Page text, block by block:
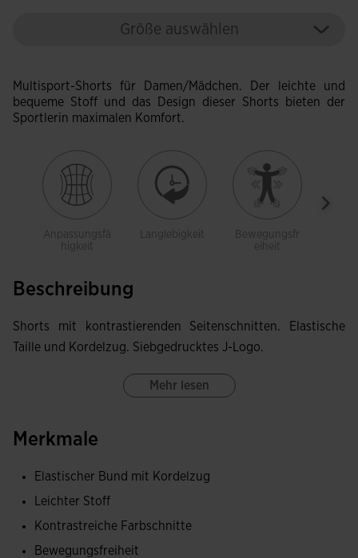
Größe auswählen
Multisport-Shorts für Damen/Mädchen. Der leichte und
bequeme Stoff und das Design dieser Shorts bieten der
Sportlerin maximalen Komfort.
Anpassungsfä
higkeit
Langlebigkeit
Bewegungsfr
eiheit
Beschreibung
Shorts mit kontrastierenden Seitenschnitten. Elastische
Taille und Kordelzug. Siebgedrucktes J-Logo.
Mehr lesen
Merkmale
Elastischer Bund mit Kordelzug
Leichter Stoff
Kontrastreiche Farbschnitte
Bewegungsfreiheit